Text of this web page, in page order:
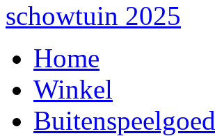
schowtuin 2025
Home
Winkel
Buitenspeelgoed